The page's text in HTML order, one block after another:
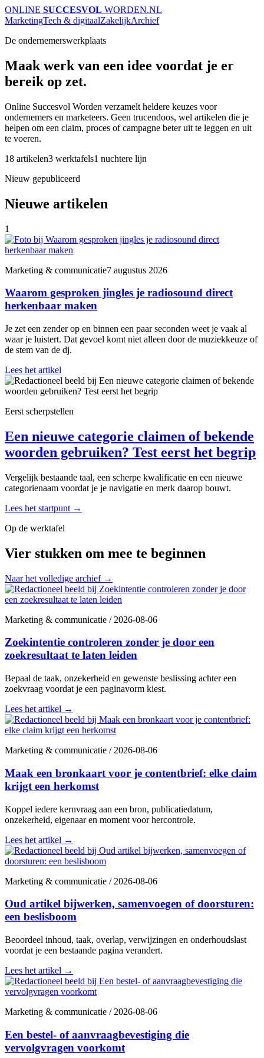
ONLINE SUCCESVOL WORDEN.NL
MarketingTech & digitaalZakelijkArchief
De ondernemerswerkplaats
Maak werk van een idee voordat je er
bereik op zet.
Online Succesvol Worden verzamelt heldere keuzes voor
ondernemers en marketeers. Geen trucendoos, wel artikelen die je
helpen om een claim, proces of campagne beter uit te leggen en uit
te voeren.
18 artikelen3 werktafels1 nuchtere lijn
Nieuw gepubliceerd
Nieuwe artikelen
1
Marketing & communicatie7 augustus 2026
Waarom gesproken jingles je radiosound direct
herkenbaar maken
Je zet een zender op en binnen een paar seconden weet je vaak al
waar je luistert. Dat gevoel komt niet alleen door de muziekkeuze of
de stem van de dj.
Lees het artikel
Eerst scherpstellen
Een nieuwe categorie claimen of bekende
woorden gebruiken? Test eerst het begrip
Vergelijk bestaande taal, een scherpe kwalificatie en een nieuwe
categorienaam voordat je je navigatie en merk daarop bouwt.
Lees het startpunt →
Op de werktafel
Vier stukken om mee te beginnen
Naar het volledige archief →
Marketing & communicatie /2026-08-06
Zoekintentie controleren zonder je door een
zoekresultaat te laten leiden
Bepaal de taak, onzekerheid en gewenste beslissing achter een
zoekvraag voordat je een paginavorm kiest.
Lees het artikel →
Marketing & communicatie /2026-08-06
Maak een bronkaart voor je contentbrief: elke claim
krijgt een herkomst
Koppel iedere kernvraag aan een bron, publicatiedatum,
onzekerheid, eigenaar en moment voor hercontrole.
Lees het artikel →
Marketing & communicatie /2026-08-06
Oud artikel bijwerken, samenvoegen of doorsturen:
een beslisboom
Beoordeel inhoud, taak, overlap, verwijzingen en onderhoudslast
voordat je een bestaande pagina verandert.
Lees het artikel →
Marketing & communicatie /2026-08-06
Een bestel- of aanvraagbevestiging die
vervolgvragen voorkomt